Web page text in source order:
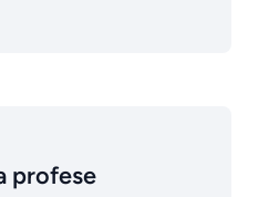
profese